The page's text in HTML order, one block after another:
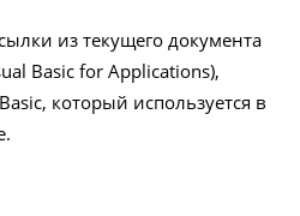
из текущего документа
Basic for Applications),
который используется в